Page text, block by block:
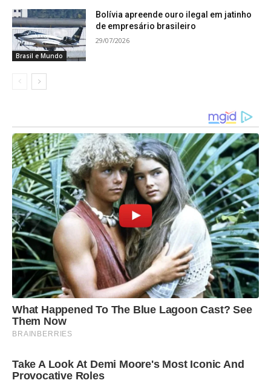
Rodrigo Pacheco (PSD-MG). O senador, segundo
Lula, “é a figura pública mais importante de Minas
Gerais”.
A candidatura ao governo, por outro lado,
acontecer se ele quiser”, disse Lula. Para o
petista, o presidente do Senado “tenha todas as
condições” de ganhar a eleição ao governo
mineiro.
Brasil e Mundo
Bolívia apreende ouro ilegal em jatinho
de empresário brasileiro
29/07/2026
What Happened To The Blue Lagoon Cast? See
Them Now
BRAINBERRIES
Take A Look At Demi Moore's Most Iconic And
Provocative Roles